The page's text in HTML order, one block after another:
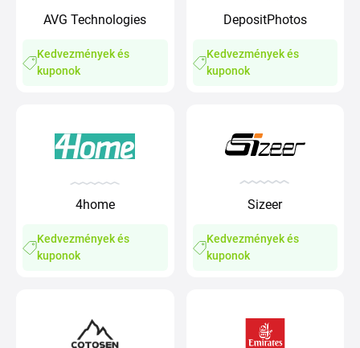
AVG Technologies
Kedvezmények és
kuponok
DepositPhotos
Kedvezmények és
kuponok
4home
Kedvezmények és
kuponok
Sizeer
Kedvezmények és
kuponok